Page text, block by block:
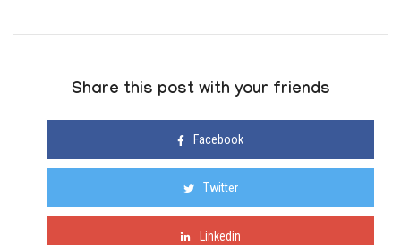
Share this post with your friends
Facebook
Twitter
Linkedin